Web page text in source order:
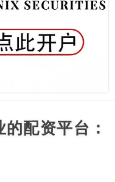
配资平台：